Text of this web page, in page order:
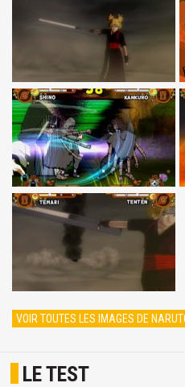
VOIR TOUTES LES IMAGES DE
LE TEST